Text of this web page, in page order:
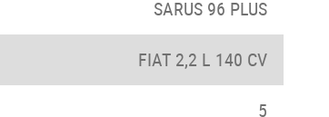
SARUS 96 PLUS
FIAT 2,2 L 140 CV
5